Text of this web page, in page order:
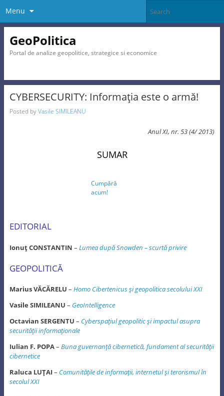
Menu
GeoPolitica
Portal de analize geopolitice, strategice si economice
CYBERSECURITY: Informaţia este o armă!
Posted byVasile SIMILEANU
Anul XI, nr. 53 (4/ 2013)
SUMAR
Cumpără
acum!
EDITORIAL
Ionuţ CONSTANTIN – Lumea după Snowden – scurtă privire
GEOPOLITICĂ
Marius VĂCĂRELU – Homo Cibertenicus şi geopolitica secolului XXI
Vasile SIMILEANU – GeoIntelligence
Octavian SERGENTU – Cyberspaţiul geopolitic şi impactul asupra
securităţii informaţionale
Iulian F. POPA– Buna guvernanţă cibernetică, fundament al securităţii
cibernetice
Raluca LUŢAI– Comunităţile de informaţii, internetul şi terorismul în
secolul XXI